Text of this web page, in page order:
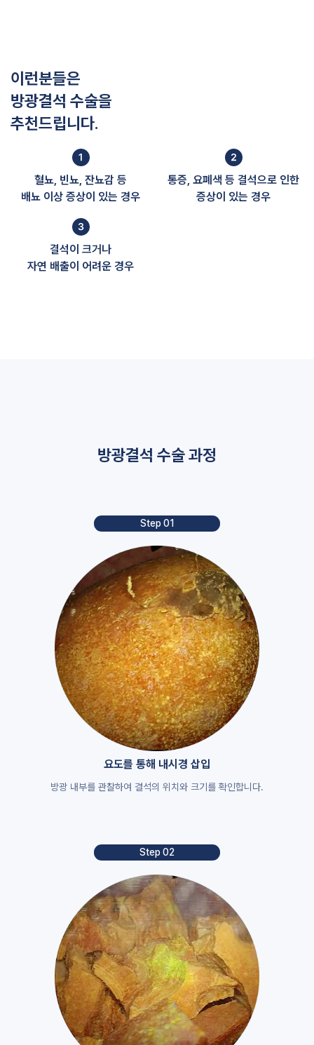
이런분들은
방광결석 수술을
추천드립니다.
혈뇨, 빈뇨, 잔뇨감 등
배뇨 이상 증상이 있는 경우
통증, 요폐색 등 결석으로 인한
증상이 있는 경우
결석이 크거나
자연 배출이 어려운 경우
방광결석 수술 과정
Step 01
요도를 통해 내시경 삽입
방광 내부를 관찰하여 결석의 위치와 크기를 확인합니다.
Step 02